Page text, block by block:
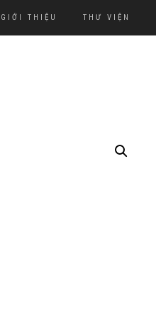
GIỚI THIỆU THƯ VIỆN